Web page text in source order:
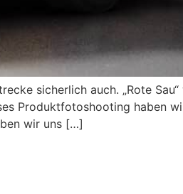
sicherlich auch. „Rote Sau“
Produktfotoshooting haben
wir uns […]